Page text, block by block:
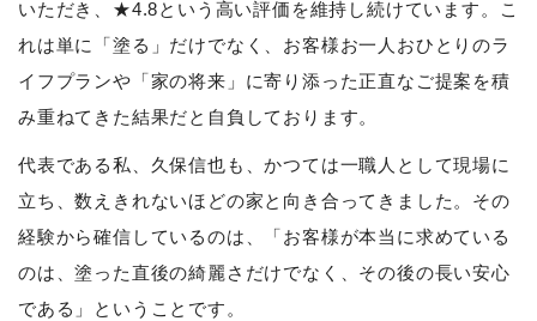
いただき、★4.8という高い評価を維持し続けています。こ
れは単に「塗る」だけでなく、お客様お一人おひとりのラ
イフプランや「家の将来」に寄り添った正直なご提案を積
み重ねてきた結果だと自負しております。
代表である私、久保信也も、かつては一職人として現場に
立ち、数えきれないほどの家と向き合ってきました。その
経験から確信しているのは、「お客様が本当に求めている
のは、塗った直後の綺麗さだけでなく、その後の長い安心
である」ということです。